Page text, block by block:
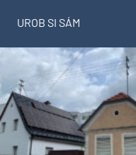
UROB SI SÁM